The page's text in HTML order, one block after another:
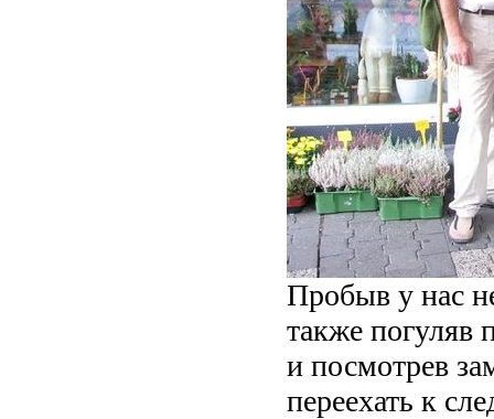
Пробыв у нас
также погуляв
и посмотрев
переехать к